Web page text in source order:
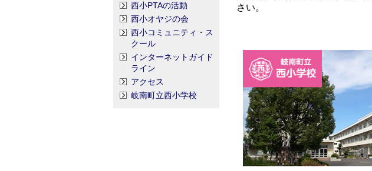
西小PTAの活動
西小オヤジの会
西小コミュニティ・ス
クール
インターネットガイド
ライン
アクセス
岐南町立西小学校
さい。